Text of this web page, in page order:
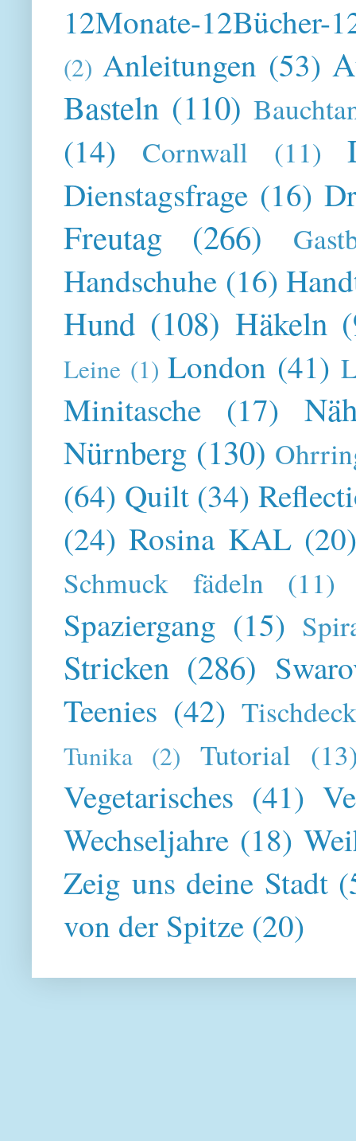
12Monate-12Bücher-
(2) Anleitungen (53)
Basteln (110)
(14) Cornwall (11)
Dienstagsfrage (16)
Freutag (266)
Handschuhe (16)
Hund (108) Häkeln
Leine (1) London (41)
Minitasche (17)
Nürnberg (130)
(64) Quilt (34)
(24) Rosina KAL
Schmuck fädeln (11)
Spaziergang (15)
Stricken (286)
Teenies (42)
Tunika (2) Tutorial
Vegetarisches (41)
Wechseljahre (18)
Zeig uns deine Stadt
von der Spitze (20)